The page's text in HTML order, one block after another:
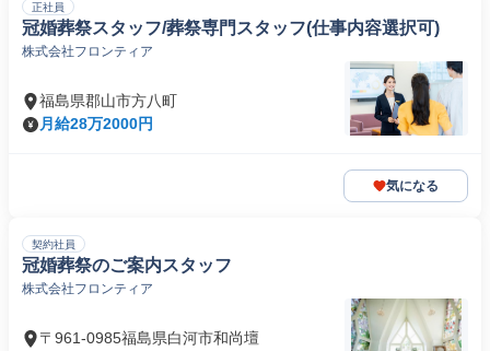
正社員
冠婚葬祭スタッフ/葬祭専門スタッフ(仕事内容選択可)
株式会社フロンティア
福島県郡山市方八町
月給28万2000円
気になる
契約社員
冠婚葬祭のご案内スタッフ
株式会社フロンティア
〒961-0985福島県白河市和尚壇